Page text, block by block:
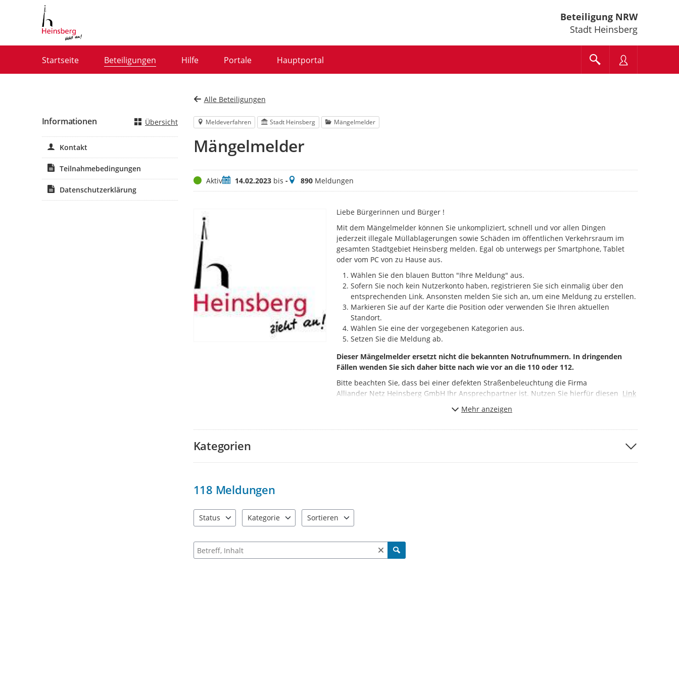
Beteiligung NRW
Stadt Heinsberg
Startseite Beteiligungen Hilfe Portale Hauptportal
Alle Beteiligungen
Meldeverfahren Stadt Heinsberg Mängelmelder
Mängelmelder
StatusAktivZeitraum
14.02.2023bis -Meldungen
890Meldungen
Liebe Bürgerinnen und Bürger !
Mit dem Mängelmelder können Sie unkompliziert, schnell und vor allen Dingen
jederzeit illegale Müllablagerungen sowie Schäden im öffentlichen Verkehrsraum im
gesamten Stadtgebiet Heinsberg melden. Egal ob unterwegs per Smartphone, Tablet
oder vom PC von zu Hause aus.
Wählen Sie den blauen Button "Ihre Meldung" aus.
Sofern Sie noch kein Nutzerkonto haben, registrieren Sie sich einmalig über den
entsprechenden Link. Ansonsten melden Sie sich an, um eine Meldung zu erstellen.
Markieren Sie auf der Karte die Position oder verwenden Sie Ihren aktuellen
Standort.
Wählen Sie eine der vorgegebenen Kategorien aus.
Setzen Sie die Meldung ab.
Dieser Mängelmelder ersetzt nicht die bekannten Notrufnummern. In dringenden
Fällen wenden Sie sich daher bitte nach wie vor an die 110 oder 112.
Bitte beachten Sie, dass bei einer defekten Straßenbeleuchtung die Firma
Alliander Netz Heinsberg GmbH Ihr Ansprechpartner ist. Nutzen Sie hierfür diesen Link
Bei verstopften Kanälen oder Hausanschlüssen imöffentlichen
Rufnummer 0160-99188069.
Mehr anzeigen
Kategorien
118 Meldungen
Status
Kategorie
Sortieren
Suche nach Meldungen und Kommentaren
Informationen Übersicht
Kontakt
Teilnahmebedingungen
Datenschutzerklärung